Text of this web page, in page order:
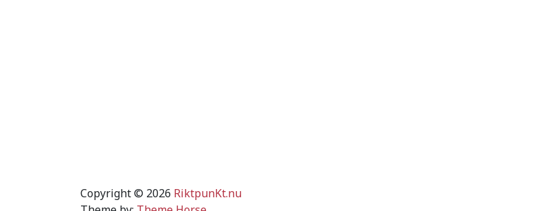
Copyright © 2026 RiktpunKt.nu